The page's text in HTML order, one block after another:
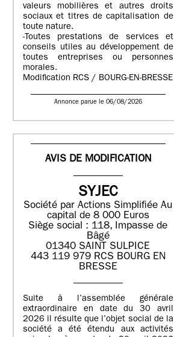
valeurs mobilières et autres droits
sociaux et titres de capitalisation de
toute nature.
-Toutes prestations de services et
conseils utiles au développement de
toutes entreprises ou personnes
morales.
Modification RCS / BOURG-EN-BRESSE
Annonce parue le 06/08/2026
AVIS DE MODIFICATION
SYJEC
Société par Actions SimplifiéeAu
capital de 8 000 Euros
Siège social : 118, Impasse de
Bâgé
01340 SAINT SULPICE
443 119 979 RCS BOURG EN
BRESSE
Suite à l’assemblée générale
extraordinaire en date du 30 avril
2026 il résulte que l’objet social de la
société a été étendu aux activités